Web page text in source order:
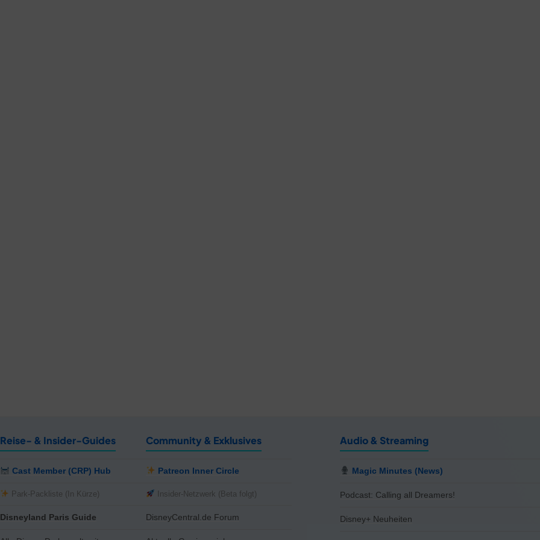
Reise- & Insider-Guides
Cast Member (CRP) Hub
Park-Packliste (In Kürze)
Disneyland Paris Guide
Community & Exklusives
Patreon Inner Circle
Insider-Netzwerk (Beta folgt)
DisneyCentral.de Forum
Audio & Streaming
Magic Minutes (News)
Podcast: Calling all Dreamers!
Disney+ Neuheiten